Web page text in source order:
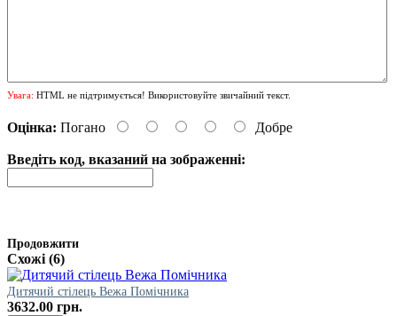
Увага: HTML не підтримується! Використовуйте звичайний текст.
Оцінка: Погано Добре
Введіть код, вказаний на зображенні:
Продовжити
Схожі (6)
Дитячий стілець Вежа Помічника
3632.00 грн.